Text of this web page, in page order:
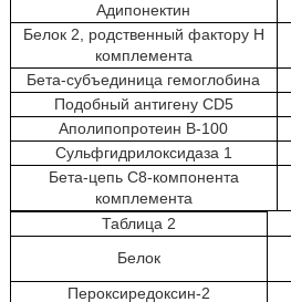
Адипонектин
Белок 2, родственный фактору Н
комплемента
Бета-субъединица гемоглобина
Подобный антигену CD5
Аполипопротеин В-100
Сульфгидрилоксидаза 1
Бета-цепь С8-компонента
комплемента
Таблица 2
Белок
Пероксиредоксин-2